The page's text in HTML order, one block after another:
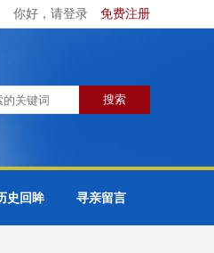
你好，请登录 免费注册
史回眸 寻亲留言